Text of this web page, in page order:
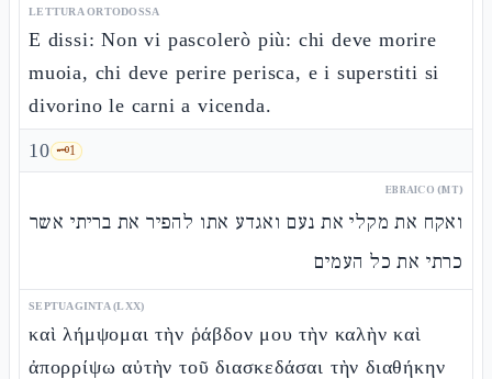
LETTURA ORTODOSSA
E dissi: Non vi pascolerò più: chi deve morire
muoia, chi deve perire perisca, e i superstiti si
divorino le carni a vicenda.
10 🗝️1
EBRAICO (MT)
ואקח את מקלי את נעם ואגדע אתו להפיר את בריתי אשר
כרתי את כל העמים
SEPTUAGINTA (LXX)
καὶ λήμψομαι τὴν ῥάβδον μου τὴν καλὴν καὶ
ἀπορρίψω αὐτὴν τοῦ διασκεδάσαι τὴν διαθήκην